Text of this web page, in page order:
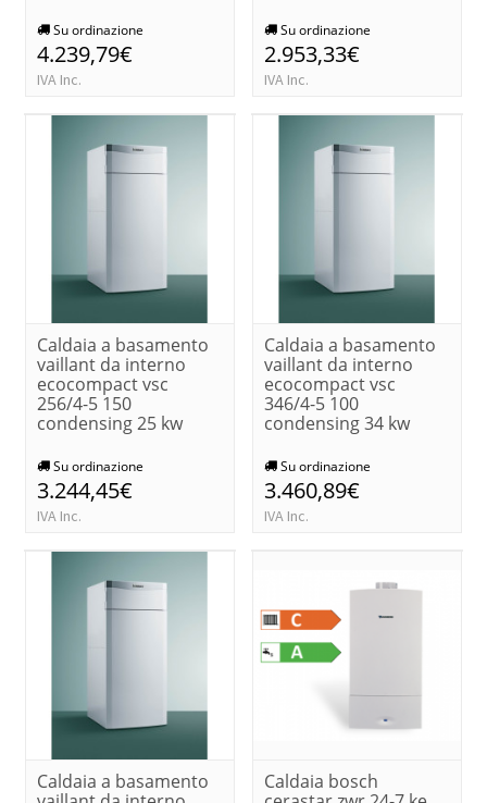
Su ordinazione
4.239,79€
IVA Inc.
Su ordinazione
2.953,33€
IVA Inc.
Caldaia a basamento
vaillant da interno
ecocompact vsc
256/4-5 150
condensing 25 kw
Su ordinazione
3.244,45€
IVA Inc.
Caldaia a basamento
vaillant da interno
ecocompact vsc
346/4-5 100
condensing 34 kw
Su ordinazione
3.460,89€
IVA Inc.
Caldaia a basamento
Caldaia bosch